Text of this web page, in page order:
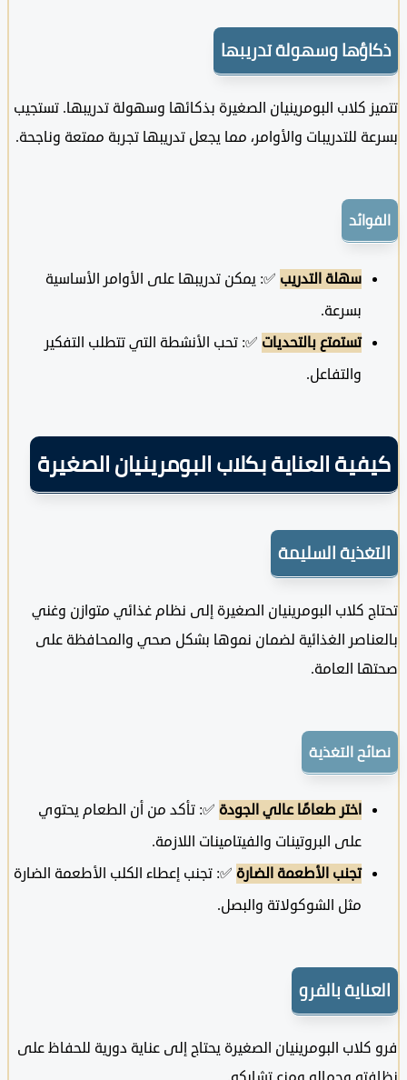
وسهولة تدريبها
كلاب البومرينيان الصغيرة بذكائها وسهولة تدريبها. تستجيب
للتدريبات والأوامر، مما يجعل تدريبها تجربة ممتعة وناجحة.
سهلة التدريب✅: يمكن تدريبها على الأوامر الأساسية
بسرعة.
تستمتع بالتحديات✅: تحب الأنشطة التي تتطلب التفكير
والتفاعل.
العناية بكلاب البومرينيان الصغيرة
السليمة
كلاب البومرينيان الصغيرة إلى نظام غذائي متوازن وغني
الغذائية لضمان نموها بشكل صحي والمحافظة على
العامة.
التغذية
اختر طعامًا عالي الجودة✅: تأكد من أن الطعام يحتوي
على البروتينات والفيتامينات اللازمة.
تجنب الأطعمة الضارة ✅: تجنب إعطاء الكلب الأطعمة الضارة
مثل الشوكولاتة والبصل.
بالفرو
البومرينيان الصغيرة يحتاج إلى عناية دورية للحفاظ على